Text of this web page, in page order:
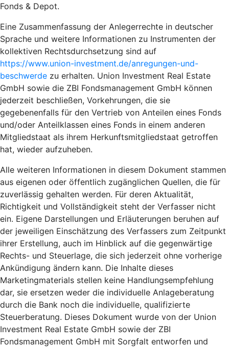
Fonds & Depot.
Eine Zusammenfassung der Anlegerrechte in deutscher
Sprache und weitere Informationen zu Instrumenten der
kollektiven Rechtsdurchsetzung sind auf
https://www.union-investment.de/anregungen-und-
beschwerde zu erhalten. Union Investment Real Estate
GmbH sowie die ZBI Fondsmanagement GmbH können
jederzeit beschließen, Vorkehrungen, die sie
gegebenenfalls für den Vertrieb von Anteilen eines Fonds
und/oder Anteilklassen eines Fonds in einem anderen
Mitgliedstaat als ihrem Herkunftsmitgliedstaat getroffen
hat, wieder aufzuheben.
Alle weiteren Informationen in diesem Dokument stammen
aus eigenen oder öffentlich zugänglichen Quellen, die für
zuverlässig gehalten werden. Für deren Aktualität,
Richtigkeit und Vollständigkeit steht der Verfasser nicht
ein. Eigene Darstellungen und Erläuterungen beruhen auf
der jeweiligen Einschätzung des Verfassers zum Zeitpunkt
ihrer Erstellung, auch im Hinblick auf die gegenwärtige
Rechts- und Steuerlage, die sich jederzeit ohne vorherige
Ankündigung ändern kann. Die Inhalte dieses
Marketingmaterials stellen keine Handlungsempfehlung
dar, sie ersetzen weder die individuelle Anlageberatung
durch die Bank noch die individuelle, qualifizierte
Steuerberatung. Dieses Dokument wurde von der Union
Investment Real Estate GmbH sowie der ZBI
Fondsmanagement GmbH mit Sorgfalt entworfen und